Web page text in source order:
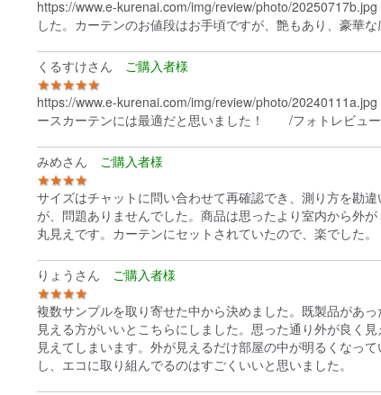
https://www.e-kurenai.com/img/review/photo/
した。カーテンのお値段はお手頃ですが、艶もあり、豪
くるすけさん
★★★★★
https://www.e-kurenai.com/img/review/photo/
ースカーテンには最適だと思いました！ /フォトレビュ
みめさん
★★★★
サイズはチャットに問い合わせて再確認でき、測り方を勘
が、問題ありませんでした。商品は思ったより室内から外
丸見えです。カーテンにセットされていたので、楽でした。
りょうさん
★★★★
複数サンプルを取り寄せた中から決めました。既製品があ
見える方がいいとこちらにしました。思った通り外が良く
見えてしまいます。外が見えるだけ部屋の中が明るくなっ
し、エコに取り組んでるのはすごくいいと思いました。